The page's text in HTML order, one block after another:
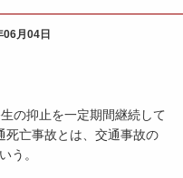
月04日
の抑止を一定期間継続して
亡事故とは、交通事故の
う。